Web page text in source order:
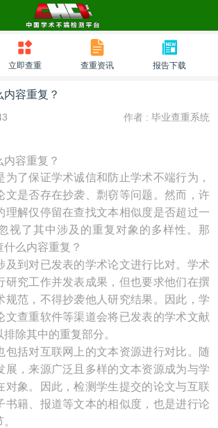
立即查重 查重资讯 报告下载
容重复？
作者 : 毕业查重系统
容重复？
为了保证学术诚信和防止学术不端行为，
文是否存在抄袭、剽窃等问题。然而，许
理解仅停留在查找文本相似度是否超过一
视了其中涉及的重复对象的多样性。那
么内容重复？
及到对已发表的学术论文进行比对。学术
研究工作并发表成果，但也要求他们在撰
规范，不得抄袭他人研究结果。因此，学
文查重软件等渠道会将已发表的学术文献
除其中的重复部分。
包括对互联网上的文本资源进行对比。随
展，来源广泛且多样的文本资源成为与学
对象。因此，检测学生提交的论文与互联
书籍、报道等文本的相似度，也是进行论